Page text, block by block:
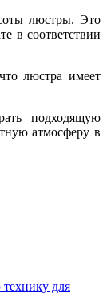
люстры. Это
в соответствии
люстра имеет
подходящую
атмосферу в